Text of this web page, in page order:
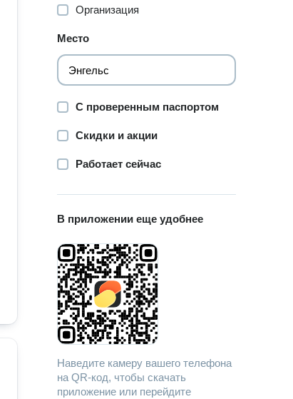
Организация
Место
С проверенным паспортом
Скидки и акции
Работает сейчас
В приложении еще удобнее
Наведите камеру вашего телефона
на QR-код, чтобы скачать
приложение или перейдите